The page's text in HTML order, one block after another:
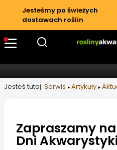
Jesteśmy po świeżych
dostawach roślin
Jesteś tutaj: Serwis Artykuły
Zapraszamy
Dni Akwarystyki